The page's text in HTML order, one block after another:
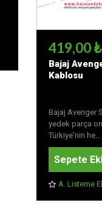
419,00 ₺
Bajaj
Kablosu
Bajaj Avenger
yedek parça
Türkiye'nin he...
Sepete
A. Listeme